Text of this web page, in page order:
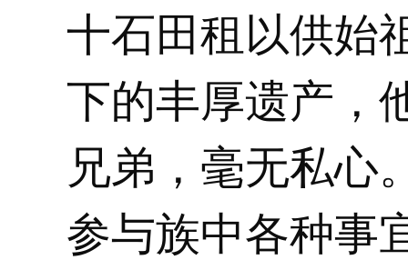
十石田租以供始
下的丰厚遗产，
兄弟，毫无私心
参与族中各种事